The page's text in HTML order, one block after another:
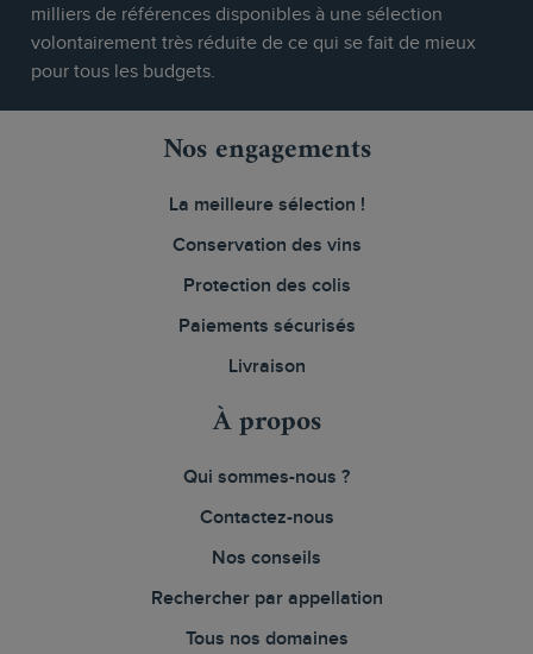
milliers de références disponibles à une sélection
volontairement très réduite de ce qui se fait de mieux
pour tous les budgets.
Nos engagements
La meilleure sélection !
Conservation des vins
Protection des colis
Paiements sécurisés
Livraison
À propos
Qui sommes-nous ?
Contactez-nous
Nos conseils
Rechercher par appellation
Tous nos domaines